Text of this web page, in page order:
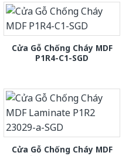
Cửa Gỗ Chống Cháy MDF
P1R4-C1-SGD
Cửa Gỗ Chống Cháy MDF